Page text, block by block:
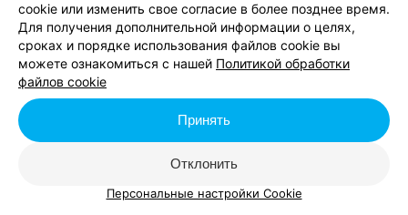
25 сентября, пятница
Скидка до 11% на абонементы при покупке в
Скидка до 11% на утренние абонементы в будние
cookie или изменить свое согласие в более позднее время.
Для получения дополнительной информации о целях,
сроках и порядке использования файлов cookie вы
можете ознакомиться с нашей Политикой обработки
файлов cookie
Отклонить
Принять
Персональные настройки Cookie